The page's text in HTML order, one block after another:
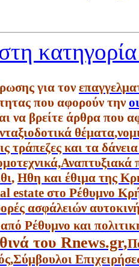
για τον
που αφορούν την
να βρείτε άρθρα που
θέματα,
τράπεζες και τα
Αναπτυξιακά
, Ηθη και έθιμα της
estate στο Ρέθυμνο
ασφάλειών
Ρέθυμνο και
του Rnews.gr,
,Σύμβουλοι